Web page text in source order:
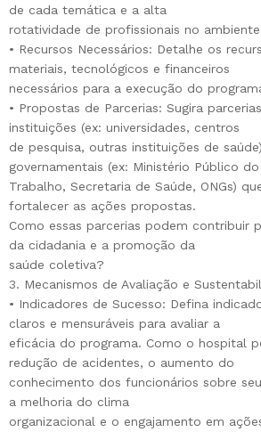
de cada temática e a alta
rotatividade de profissionais no
• Recursos Necessários: Detalhe os
materiais, tecnológicos e financeiros
necessários para a execução do
• Propostas de Parcerias: Sugira
instituições (ex: universidades, centros
de pesquisa, outras instituições de
governamentais (ex: Ministério Público do
Trabalho, Secretaria de Saúde, ONGs)
fortalecer as ações propostas.
Como essas parcerias podem contribuir
da cidadania e a promoção da
saúde coletiva?
3. Mecanismos de Avaliação e
• Indicadores de Sucesso: Defina
claros e mensuráveis para avaliar a
eficácia do programa. Como o hospital
redução de acidentes, o aumento do
conhecimento dos funcionários sobre
a melhoria do clima
organizacional e o engajamento em